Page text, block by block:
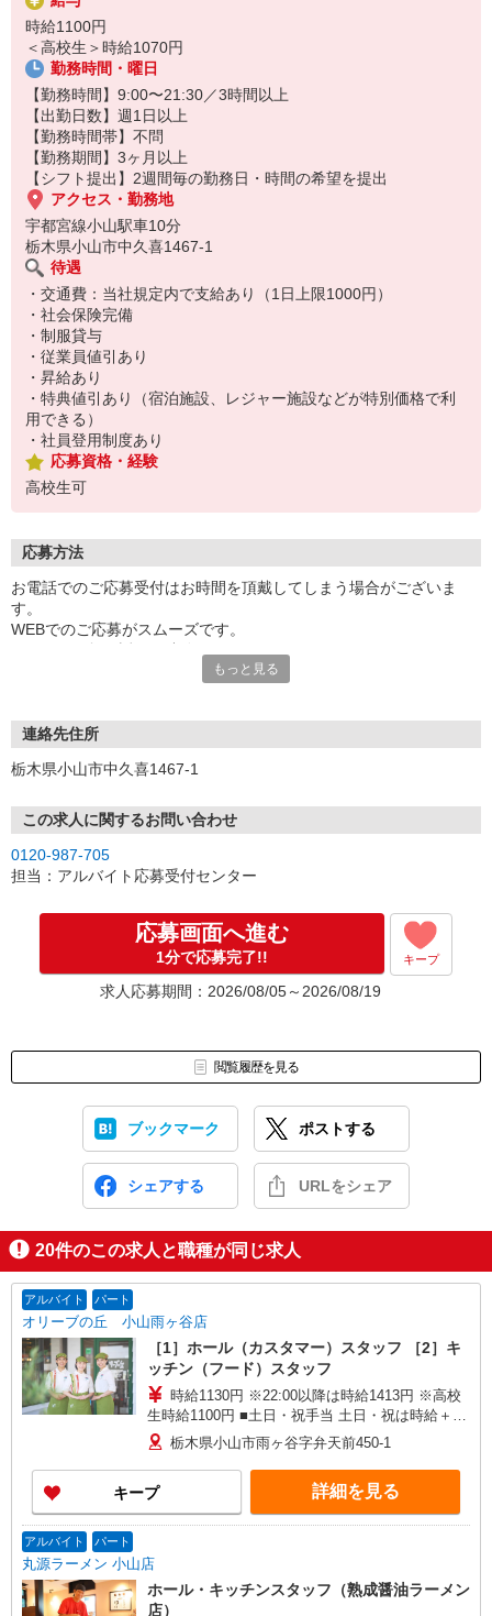
こだわりの詰まったKFCのチキンをつくるお仕事です。
ひとつひとつ丁寧に粉をまぶして揚げる作業をお任せします。
カンタンな作業なので初めての方もスグに覚えられますし、
作業については丁寧に教えるから心配はいりません
時給1100円
＜高校生＞時給1070円
勤務時間・曜日
【勤務時間】9:00〜21:30／3時間以上
【出勤日数】週1日以上
【勤務時間帯】不問
【勤務期間】3ヶ月以上
【シフト提出】2週間毎の勤務日・時間の希望を提出
アクセス・勤務地
宇都宮線小山駅車10分
栃木県小山市中久喜1467-1
待遇
・交通費：当社規定内で支給あり（1日上限1000円）
・社会保険完備
・制服貸与
・従業員値引あり
・昇給あり
・特典値引あり（宿泊施設、レジャー施設などが特別価格で利
用できる）
・社員登用制度あり
応募資格・経験
高校生可
応募方法
お電話でのご応募受付はお時間を頂戴してしまう場合がございま
す。
WEBでのご応募がスムーズです。
もっと見る
連絡先住所
栃木県小山市中久喜1467-1
この求人に関するお問い合わせ
0120-987-705
担当：アルバイト応募受付センター
応募画面へ進む
1分で応募完了!! キープ
求人応募期間：2026/08/05～2026/08/19
閲覧履歴を見る
ブックマーク ポストする
シェアする URLをシェア
20件のこの求人と職種が同じ求人
アルバイト パート
オリーブの丘 小山雨ヶ谷店
［1］ホール（カスタマー）スタッフ ［2］キ
ッチン（フード）スタッフ
時給1130円 ※22:00以降は時給1413円 ※高校
生時給1100円 ■土日・祝手当 土日・祝は時給＋
100円 ■特別手当 早朝手当（6:00〜8:00）時給＋
100円
栃木県小山市雨ヶ谷字弁天前450-1
キープ 詳細を見る
アルバイト パート
丸源ラーメン 小山店
ホール・キッチンスタッフ（熟成醤油ラーメン
店）